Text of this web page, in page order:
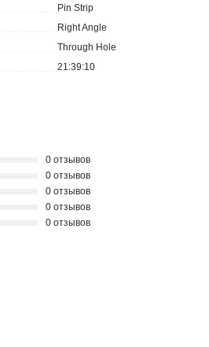
Pin Strip
Right Angle
Through Hole
21:39:10
0 отзывов
0 отзывов
0 отзывов
0 отзывов
0 отзывов